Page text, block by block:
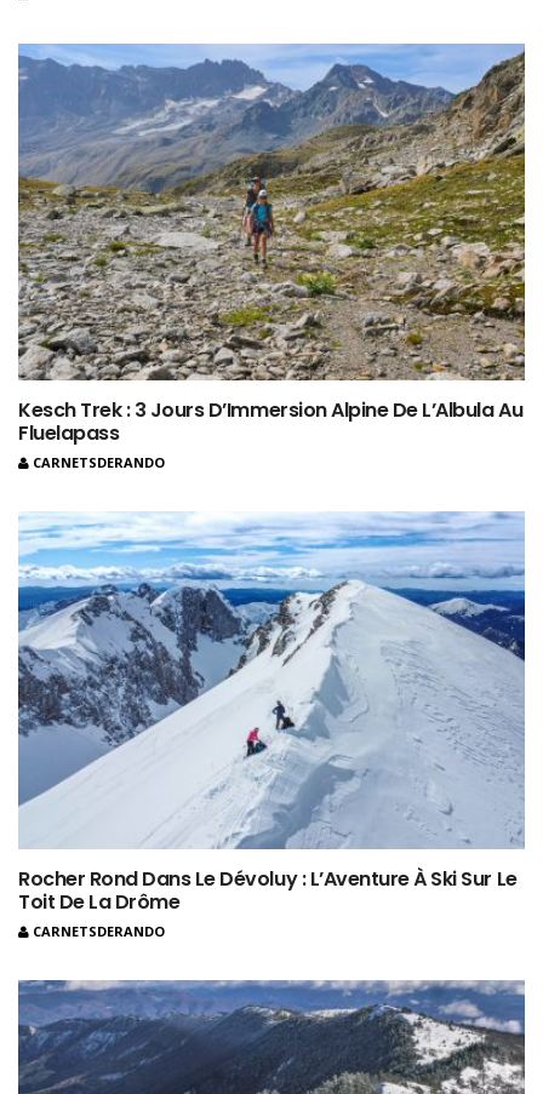
Kesch Trek : 3 Jours D’Immersion Alpine De L’Albula Au
Fluelapass
CARNETSDERANDO
Rocher Rond Dans Le Dévoluy : L’Aventure À Ski Sur Le
Toit De La Drôme
CARNETSDERANDO